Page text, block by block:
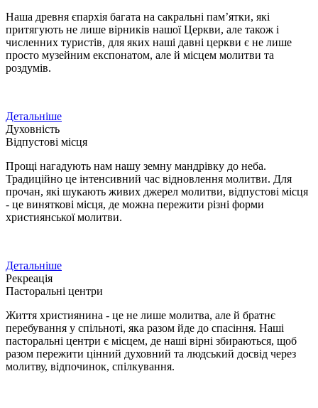
Наша древня єпархія багата на сакральні пам’ятки, які
притягують не лише вірників нашої Церкви, але також і
численних туристів, для яких наші давні церкви є не лише
просто музейним експонатом, але й місцем молитви та
роздумів.
Детальніше
Духовність
Відпустові місця
Прощі нагадують нам нашу земну мандрівку до неба.
Традиційно це інтенсивний час відновлення молитви. Для
прочан, які шукають живих джерел молитви, відпустові місця
- це виняткові місця, де можна пережити різні форми
християнської молитви.
Детальніше
Рекреація
Пасторальні центри
Життя християнина - це не лише молитва, але й братнє
перебування у спільноті, яка разом йде до спасіння. Наші
пасторальні центри є місцем, де наші вірні збираються, щоб
разом пережити цінний духовний та людський досвід через
молитву, відпочинок, спілкування.